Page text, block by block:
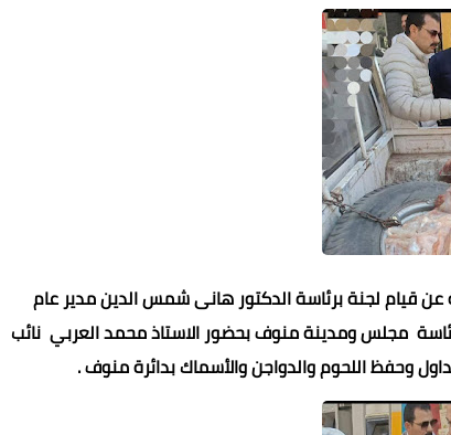
عن قيام لجنة برئاسة الدكتور هانى شمس الدين مدير عام
رئاسة مجلس ومدينة منوف بحضور الاستاذ محمد العربي نائب
وحفظ اللحوم والدواجن والأسماك بدائرة منوف .